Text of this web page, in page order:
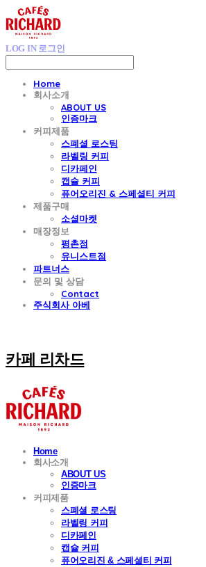
LOG IN 로그인
Home
회사소개
ABOUT US
인증마크
커피제품
스폐셜 로스팅
라벨링 커피
디카페인
캡슐 커피
퓨어오리진 & 스페셜티 커피
제품구매
소셜마켓
매장정보
평촌점
유니스트점
파트너스
문의 및 상담
Contact
주식회사 아베
카페 리차드
Home
회사소개
ABOUT US
인증마크
커피제품
스폐셜 로스팅
라벨링 커피
디카페인
캡슐 커피
퓨어오리진 & 스페셜티 커피